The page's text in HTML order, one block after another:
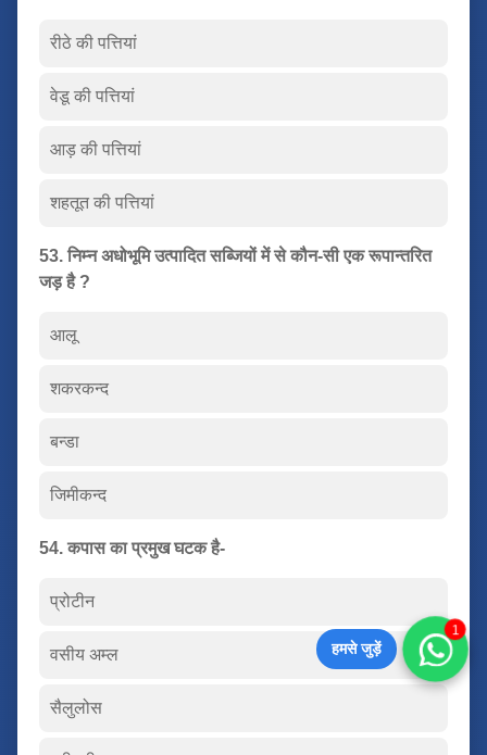
रीठे की पत्तियां
वेडू की पत्तियां
आड़ की पत्तियां
शहतूत की पत्तियां
53. निम्न अधोभूमि उत्पादित सब्जियों में से कौन-सी एक रूपान्तरित
जड़ है ?
आलू
शकरकन्द
बन्डा
जिमीकन्द
54. कपास का प्रमुख घटक है-
प्रोटीन
वसीय अम्ल
सैलुलोस
हमसे जुड़ें
1